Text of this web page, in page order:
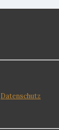
Datenschutz